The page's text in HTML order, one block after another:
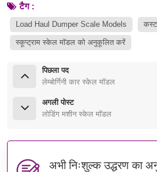
टैग :
Load Haul Dumper Scale Models
स्कूप्ट्राम स्केल मॉडल को अनुकूलित करें
पिछला पद
लेम्बोर्गिनी कार स्केल मॉडल
अगली पोस्ट
लोडिंग मशीन स्केल मॉडल
अभी निःशुल्क उद्धरण का